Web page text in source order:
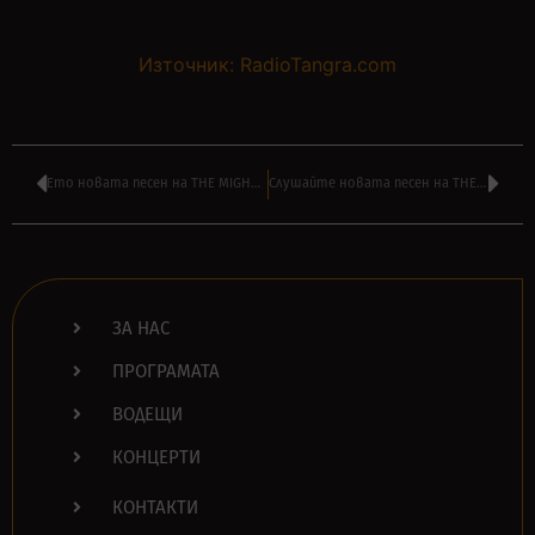
Източник: RadioTangra.com
Ето новата песен на THE MIGHTY MIGHTY BOSSTONES – албумът идва на 7 май Слушайте новата песен на THE STREETS – ‘Who’s Got The Bag (21st June)’
ЗА НАС
ПРОГРАМАТА
ВОДЕЩИ
КОНЦЕРТИ
КОНТАКТИ